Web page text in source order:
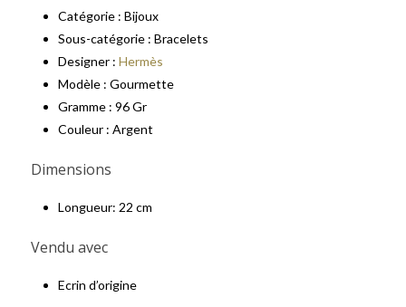
Catégorie : Bijoux
Sous-catégorie : Bracelets
Designer : Hermès
Modèle : Gourmette
Gramme : 96 Gr
Couleur : Argent
Dimensions
Longueur: 22 cm
Vendu avec
Ecrin d’origine